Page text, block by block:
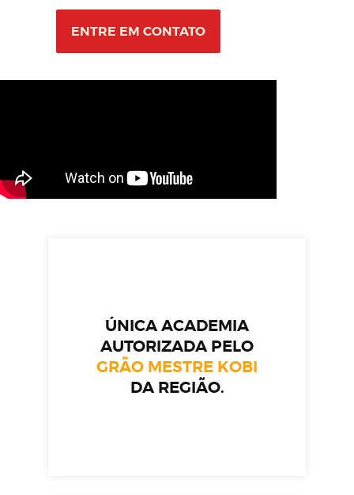
ENTRE EM CONTATO
ÚNICA ACADEMIA
AUTORIZADA PELO
GRÃO MESTRE KOBI
DA REGIÃO.